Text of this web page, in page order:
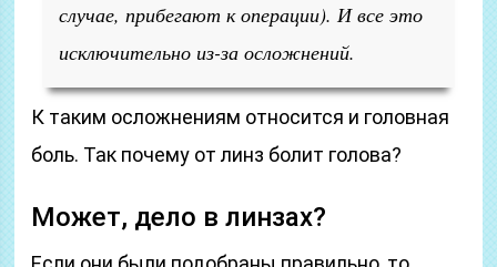
случае, прибегают к операции). И все это
исключительно из-за осложнений.
К таким осложнениям относится и головная
боль. Так почему от линз болит голова?
Может, дело в линзах?